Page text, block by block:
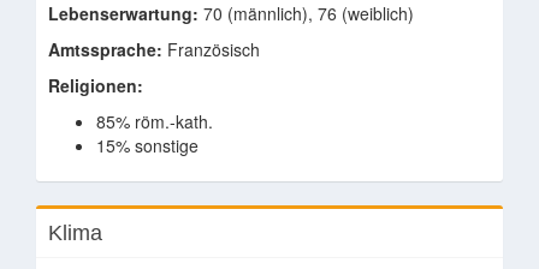
Lebenserwartung: 70 (männlich), 76 (weiblich)
Amtssprache: Französisch
Religionen:
85% röm.-kath.
15% sonstige
Klima